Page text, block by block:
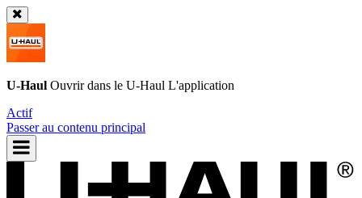
U-Haul Ouvrir dans le U-Haul L'application
Actif
Passer au contenu principal